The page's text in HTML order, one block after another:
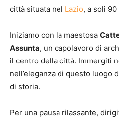
città situata nel Lazio, a soli
Iniziamo con la maestosa
Assunta, un capolavoro di
il centro della città. Immergiti
nell’eleganza di questo luogo
di storia.
Per una pausa rilassante,